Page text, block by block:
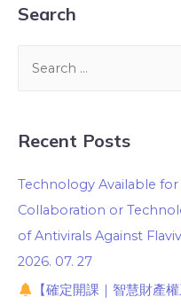
Search
Recent Posts
Technology Available
Collaboration or
of Antivirals Against
2026. 07. 27
【確定開課｜智慧財產